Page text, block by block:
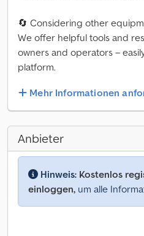
🔄 Considering other
We offer helpful tools and
owners and operators –
platform.
Mehr Informationen
Anbieter
Hinweis: Kostenlos
einloggen, um alle